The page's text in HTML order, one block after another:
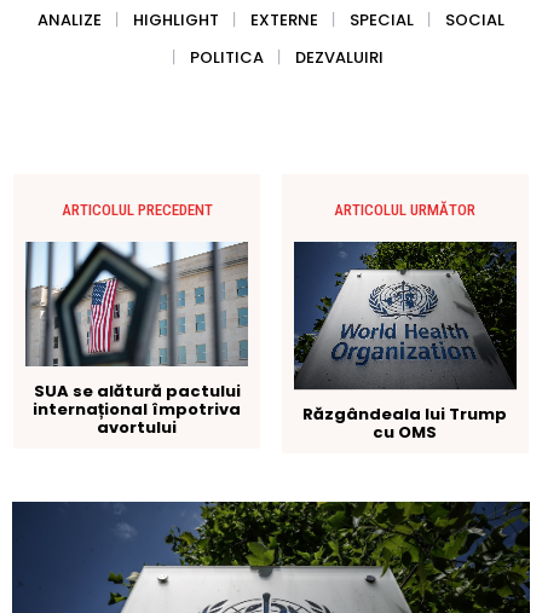
ANALIZE HIGHLIGHT EXTERNE SPECIAL
SOCIAL
POLITICA
DEZVALUIRI
ARTICOLUL PRECEDENT
SUA se alătură pactului
internațional împotriva
avortului
ARTICOLUL URMĂTOR
Răzgândeala lui Trump
cu OMS